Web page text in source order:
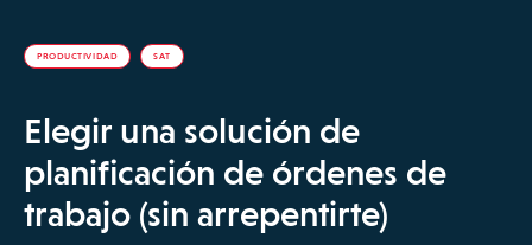
PRODUCTIVIDAD SAT
Elegir una solución de
planificación de órdenes de
trabajo (sin arrepentirte)